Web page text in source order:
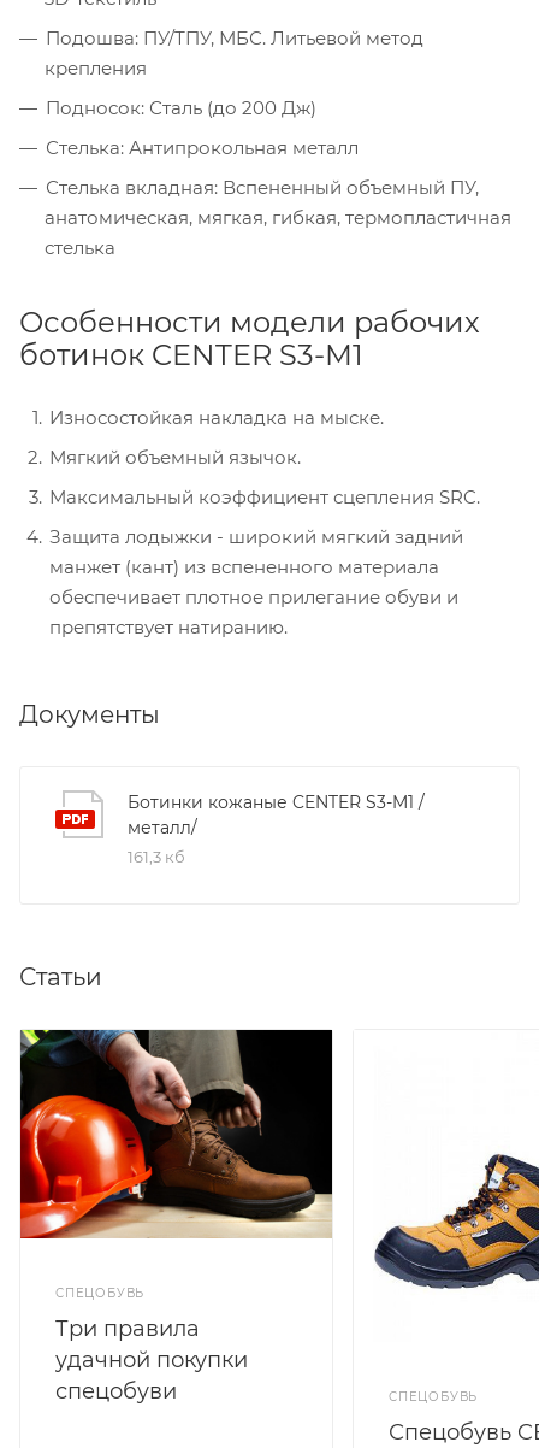
Подошва: ПУ/ТПУ, МБС. Литьевой метод
крепления
Подносок: Сталь (до 200 Дж)
Стелька: Антипрокольная металл
Стелька вкладная: Вспененный объемный ПУ,
анатомическая, мягкая, гибкая, термопластичная
стелька
Особенности модели рабочих
ботинок CENTER S3-M1
Износостойкая накладка на мыске.
Мягкий объемный язычок.
Максимальный коэффициент сцепления SRC.
Защита лодыжки - широкий мягкий задний
манжет (кант) из вспененного материала
обеспечивает плотное прилегание обуви и
препятствует натиранию.
Документы
Ботинки кожаные CENTER S3-M1 /
металл/
161,3 кб
Статьи
СПЕЦОБУВЬ
Три правила
удачной покупки
спецобуви
СПЕЦОБУВЬ
Спецобувь